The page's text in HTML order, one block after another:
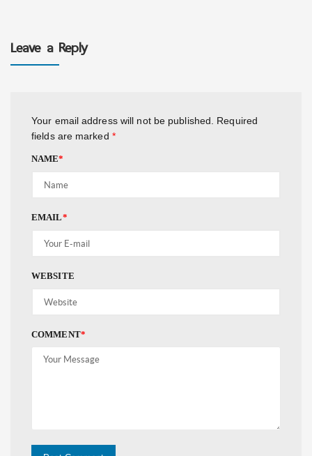
Leave a Reply
Your email address will not be published. Required
fields are marked *
NAME*
EMAIL*
WEBSITE
COMMENT*